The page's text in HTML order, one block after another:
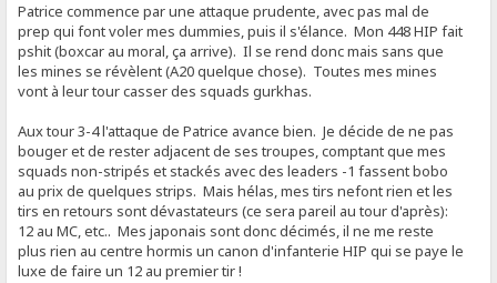
Patrice commence par une attaque prudente, avec pas mal de
prep qui font voler mes dummies, puis il s'élance. Mon 448 HIP fait
pshit (boxcar au moral, ça arrive). Il se rend donc mais sans que
les mines se révèlent (A20 quelque chose). Toutes mes mines
vont à leur tour casser des squads gurkhas.
Aux tour 3-4 l'attaque de Patrice avance bien. Je décide de ne pas
bouger et de rester adjacent de ses troupes, comptant que mes
squads non-stripés et stackés avec des leaders -1 fassent bobo
au prix de quelques strips. Mais hélas, mes tirs nefont rien et les
tirs en retours sont dévastateurs (ce sera pareil au tour d'après):
12 au MC, etc.. Mes japonais sont donc décimés, il ne me reste
plus rien au centre hormis un canon d'infanterie HIP qui se paye le
luxe de faire un 12 au premier tir !